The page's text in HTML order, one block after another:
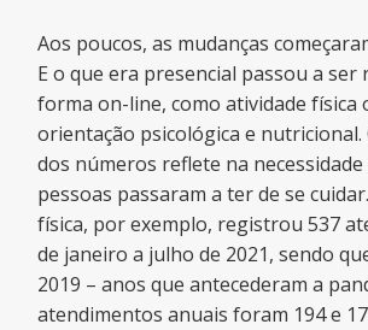
Aos poucos, as mudanças
E o que era presencial passou a ser
forma on-line, como atividade física
orientação psicológica e nutricional.
dos números reflete na necessidade
pessoas passaram a ter de se
física, por exemplo, registrou 537
de janeiro a julho de 2021, sendo
2019 – anos que antecederam a
atendimentos anuais foram 194 e